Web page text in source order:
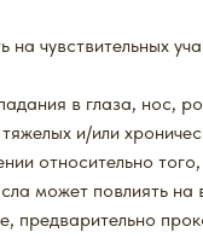
на чувствительных
в глаза, нос,
и/или
относительно
может повлиять на
предварительно